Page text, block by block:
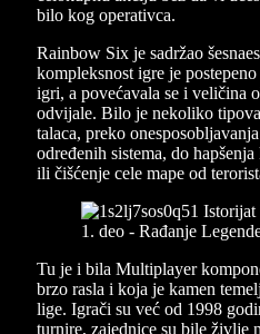
bilo kog operativca.
Rainbow Six je sadržao
kompleksnost igre je
igri, a povećavala se i veličina
odvijale. Bilo je nekoliko
talaca, preko
određenih sistema, do
ili čišćenje cele mape od
Tu je i bila Multiplayer
brzo rasla i koja je kamen
lige. Igrači su već od 1998
turnire, zajednice su bile življe